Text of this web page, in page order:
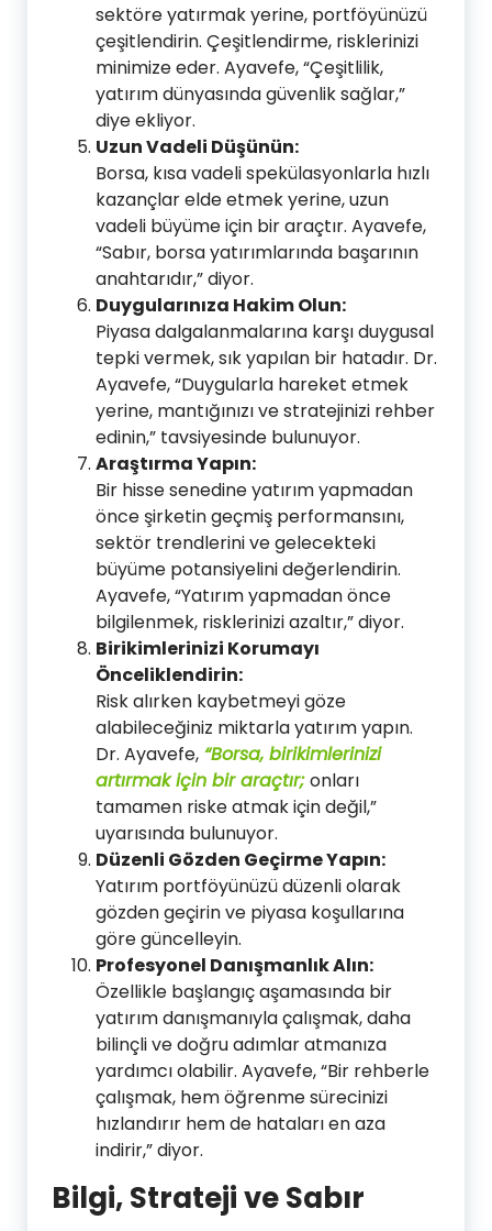
sektöre yatırmak yerine, portföyünüzü
çeşitlendirin. Çeşitlendirme, risklerinizi
minimize eder. Ayavefe, “Çeşitlilik,
yatırım dünyasında güvenlik sağlar,”
diye ekliyor.
Uzun Vadeli Düşünün:
Borsa, kısa vadeli spekülasyonlarla hızlı
kazançlar elde etmek yerine, uzun
vadeli büyüme için bir araçtır. Ayavefe,
“Sabır, borsa yatırımlarında başarının
anahtarıdır,” diyor.
Duygularınıza Hakim Olun:
Piyasa dalgalanmalarına karşı duygusal
tepki vermek, sık yapılan bir hatadır. Dr.
Ayavefe, “Duygularla hareket etmek
yerine, mantığınızı ve stratejinizi rehber
edinin,” tavsiyesinde bulunuyor.
Araştırma Yapın:
Bir hisse senedine yatırım yapmadan
önce şirketin geçmiş performansını,
sektör trendlerini ve gelecekteki
büyüme potansiyelini değerlendirin.
Ayavefe, “Yatırım yapmadan önce
bilgilenmek, risklerinizi azaltır,” diyor.
Birikimlerinizi Korumayı
Önceliklendirin:
Risk alırken kaybetmeyi göze
alabileceğiniz miktarla yatırım yapın.
Dr. Ayavefe, “Borsa, birikimlerinizi
artırmak için bir araçtır;onları
tamamen riske atmak için değil,”
uyarısında bulunuyor.
Düzenli Gözden Geçirme Yapın:
Yatırım portföyünüzü düzenli olarak
gözden geçirin ve piyasa koşullarına
göre güncelleyin.
Profesyonel Danışmanlık Alın:
Özellikle başlangıç aşamasında bir
yatırım danışmanıyla çalışmak, daha
bilinçli ve doğru adımlar atmanıza
yardımcı olabilir. Ayavefe, “Bir rehberle
çalışmak, hem öğrenme sürecinizi
hızlandırır hem de hataları en aza
indirir,” diyor.
Bilgi, Strateji ve Sabır